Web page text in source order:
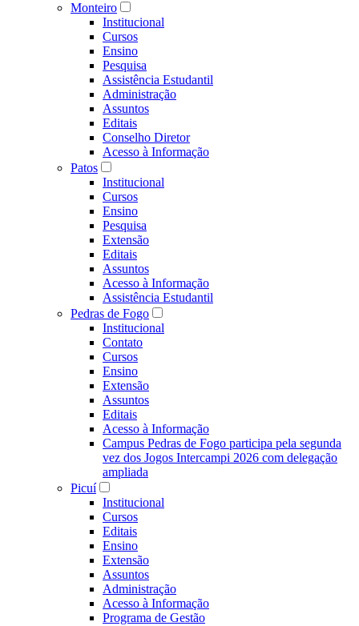
Monteiro
Institucional
Cursos
Ensino
Pesquisa
Assistência Estudantil
Administração
Assuntos
Editais
Conselho Diretor
Acesso à Informação
Patos
Institucional
Cursos
Ensino
Pesquisa
Extensão
Editais
Assuntos
Acesso à Informação
Assistência Estudantil
Pedras de Fogo
Institucional
Contato
Cursos
Ensino
Extensão
Assuntos
Editais
Acesso à Informação
Campus Pedras de Fogo participa pela segunda
vez dos Jogos Intercampi 2026 com delegação
ampliada
Picuí
Institucional
Cursos
Editais
Ensino
Extensão
Assuntos
Administração
Acesso à Informação
Programa de Gestão